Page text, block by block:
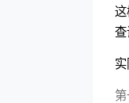
这
查
实
第